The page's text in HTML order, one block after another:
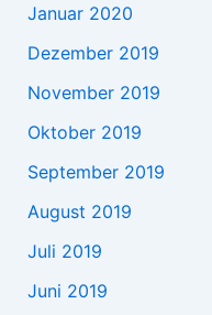
Januar 2020
Dezember 2019
November 2019
Oktober 2019
September 2019
August 2019
Juli 2019
Juni 2019